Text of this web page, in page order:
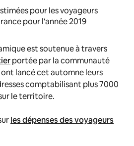
pour les voyageurs
pour l'année 2019
est soutenue à travers
portée par la communauté
ont lancé cet automne leurs
comptabilisant plus 7000
le territoire.
les dépenses des voyageurs